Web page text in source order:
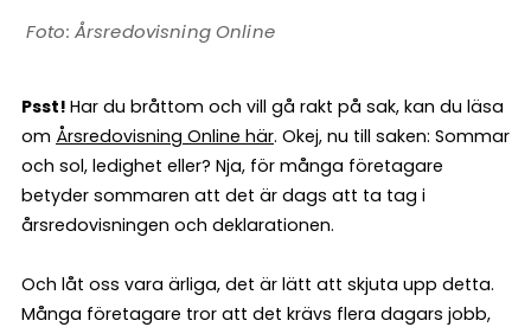
Årsredovisning Online
Psst! Har du bråttom och vill gå rakt på sak, kan du läsa
om Årsredovisning Online här. Okej, nu till saken: Sommar
och sol, ledighet eller? Nja, för många företagare
betyder sommaren att det är dags att ta tag i
årsredovisningen och deklarationen.
Och låt oss vara ärliga, det är lätt att skjuta upp detta.
Många företagare tror att det krävs flera dagars jobb,